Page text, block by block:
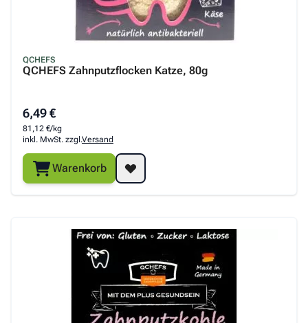
QCHEFS
QCHEFS Zahnputzflocken Katze, 80g
6,49 €
81,12 €/kg
inkl. MwSt. zzgl.Versand
Warenkorb